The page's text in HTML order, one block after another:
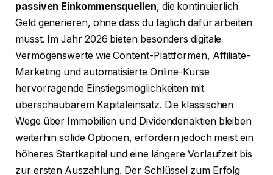
passiven Einkommensquellen, die kontinuierlich
Geld generieren, ohne dass du täglich dafür arbeiten
musst. Im Jahr 2026 bieten besonders digitale
Vermögenswerte wie Content-Plattformen, Affiliate-
Marketing und automatisierte Online-Kurse
hervorragende Einstiegsmöglichkeiten mit
überschaubarem Kapitaleinsatz. Die klassischen
Wege über Immobilien und Dividendenaktien bleiben
weiterhin solide Optionen, erfordern jedoch meist ein
höheres Startkapital und eine längere Vorlaufzeit bis
zur ersten Auszahlung. Der Schlüssel zum Erfolg